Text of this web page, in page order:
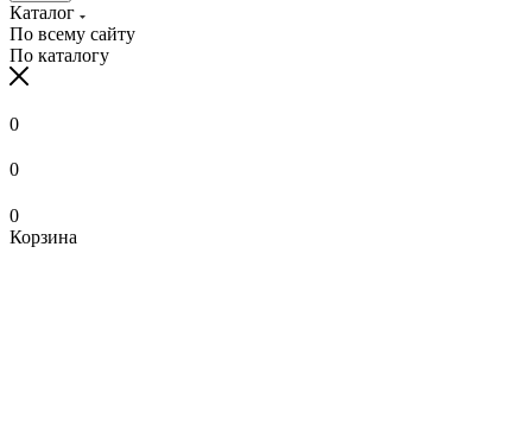
Каталог
По всему сайту
По каталогу
0
0
0
Корзина